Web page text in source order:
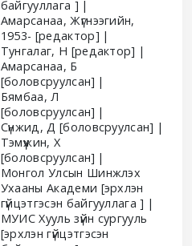
байгууллага ]
Амарсанаа, Жүгнээгийн,
1953- [редактор]
Тунгалаг, Н [редактор]
Амарсанаа, Б
[боловсруулсан]
Бямбаа, Л
[боловсруулсан]
Сүнжид, Д [боловсруулсан]
Тэмүүжин, Х
[боловсруулсан]
Монгол Улсын Шинжлэх
Ухааны Академи [эрхлэн
гүйцэтгэсэн байгууллага ]
МУИС Хууль зүйн сургууль
[эрхлэн гүйцэтгэсэн